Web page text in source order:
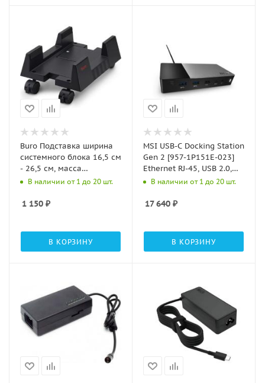
Buro Подставка ширина
системного блока 16,5 см
- 26,5 см, масса
системного блока до 20
колёсах, черный (BU-
В наличии от 1 до 20 шт.
1 150 ₽
В КОРЗИНУ
MSI USB-C Docking Station
Gen 2 [957-1P151E-023]
Ethernet RJ-45, USB 2.0,
USB 3.1 Gen2 Type-A, USB
В наличии от 1 до 20 шт.
17 640 ₽
В КОРЗИНУ